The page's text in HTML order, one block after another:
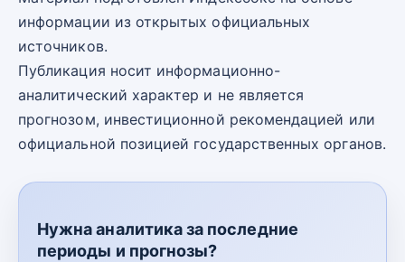
информации из открытых официальных
источников.
Публикация носит информационно-
аналитический характер и не является
прогнозом, инвестиционной рекомендацией или
официальной позицией государственных органов.
Нужна аналитика за последние
периоды и прогнозы?